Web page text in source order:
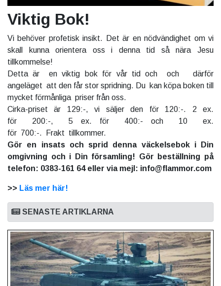
Viktig Bok!
Vi behöver profetisk insikt. Det är en nödvändighet om vi
skall kunna orientera oss i denna tid så nära Jesu
tillkommelse!
Detta är en viktig bok för vår tid och och därför
angeläget att den får stor spridning. Du kan köpa boken till
mycket förmånliga priser från oss.
Cirka-priset är 129:-, vi säljer den för 120:-. 2 ex.
för 200:-, 5 ex. för 400:- och 10 ex.
för 700:-. Frakt tillkommer.
Gör en insats och sprid denna väckelsebok i Din
omgivning och i Din församling! Gör beställning på
telefon: 0383-161 64 eller via mejl: info@flammor.com
>> Läs mer här!
SENASTE ARTIKLARNA